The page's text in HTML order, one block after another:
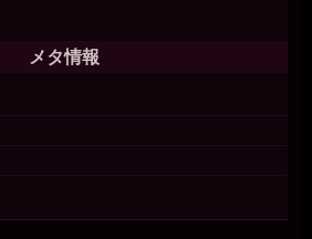
メタ情報